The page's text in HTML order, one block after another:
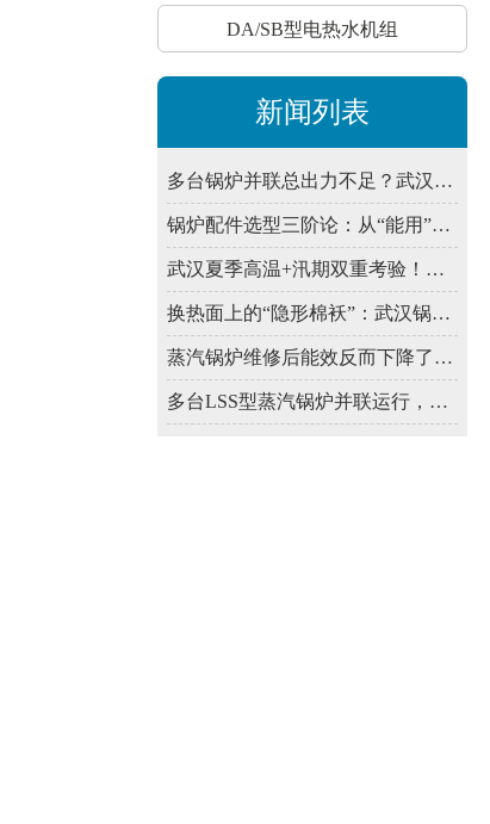
DA/SB型电热水机组
新闻列表
多台锅炉并联总出力不足？武汉锅炉销售公司教你排查水力失衡与调试痛点
锅炉配件选型三阶论：从“能用”到“好用”再到“耐用”的跨越
武汉夏季高温+汛期双重考验！锅炉维修与停炉保养的“硬核指南”
换热面上的“隐形棉袄”：武汉锅炉保养为何要定期清灰？
蒸汽锅炉维修后能效反而下降了？大概率是这步调试没做到位
多台LSS型蒸汽锅炉并联运行，如何避免水力失衡影响出力？